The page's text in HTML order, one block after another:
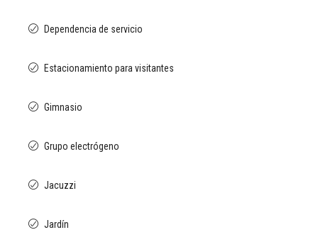
Dependencia de servicio
Estacionamiento para visitantes
Gimnasio
Grupo electrógeno
Jacuzzi
Jardín